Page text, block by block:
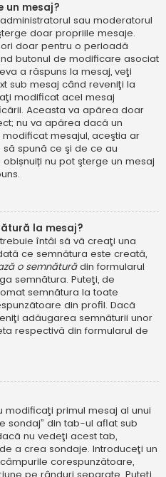
un mesaj?
sau moderatorul
doar propriile mesaje.
doar pentru o perioadă
butonul de modificare asociat
a răspuns la mesaj, veţi
sub mesaj când reveniţi la
modificat acel mesaj
Aceasta va apărea doar
nu va apărea dacă un
mesajul, aceştia ar
spună ce şi de ce au
nu pot şterge un mesaj
la mesaj?
întâi să vă creaţi una
ce semnătura este creată,
o semnăturădin formularul
semnătura. Puteţi, de
semnătura la toate
din profil. Dacă
adăugarea semnăturii unor
respectivă din formularul de
modificaţi primul mesaj al unui
sondaj” din tab-ul aflat sub
nu vedeţi acest tab,
a crea sondaje. Introduceţi un
corespunzătoare,